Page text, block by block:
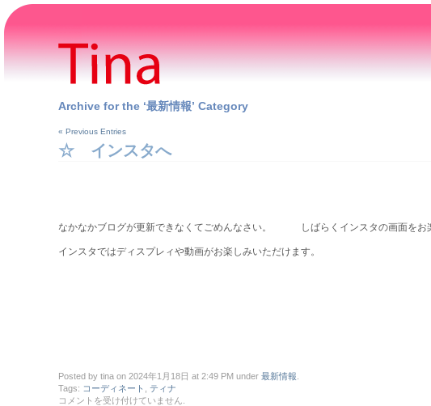
Archive for the ‘最新情報’ Category
« Previous Entries
☆ インスタへ
なかなかブログが更新できなくてごめんなさい。 しばらくインスタの画面をお楽
インスタではディスプレィや動画がお楽しみいただけます。
Posted by tina on 2024年1月18日 at 2:49 PM under 最新情報
Tags: コーディネート
ティナ
☆
コメントを受け付けていません